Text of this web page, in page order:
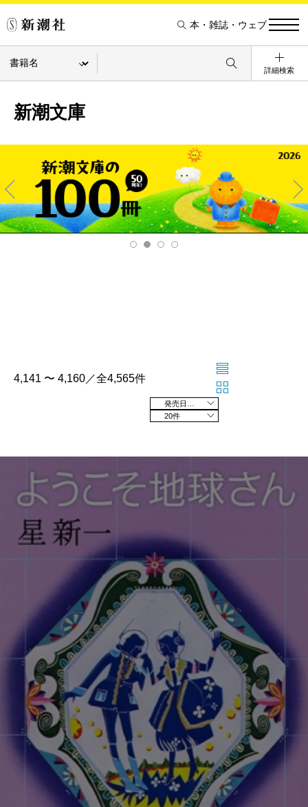
本・雑誌・ウェブ
詳細検索
新潮文庫
Pre
v
Ne
xt
4,141 〜 4,160／全4,565件
20件